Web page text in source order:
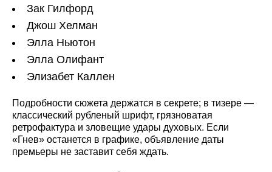
Зак Гилфорд
Джош Хелман
Элла Ньютон
Элла Олифант
Элизабет Каллен
Подробности сюжета держатся в секрете; в тизере —
классический рубленый шрифт, грязноватая
ретрофактура и зловещие удары духовых. Если
«Гнев» останется в графике, объявление даты
премьеры не заставит себя ждать.